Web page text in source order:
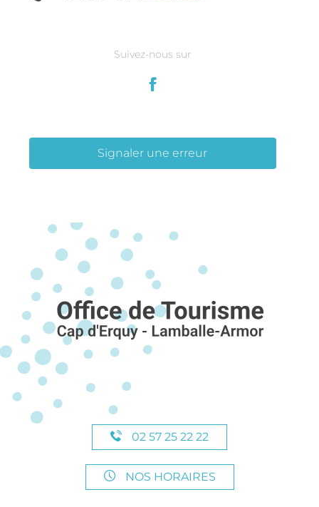
Suivez-nous sur
Signaler une erreur
02 57 25 22 22
NOS HORAIRES